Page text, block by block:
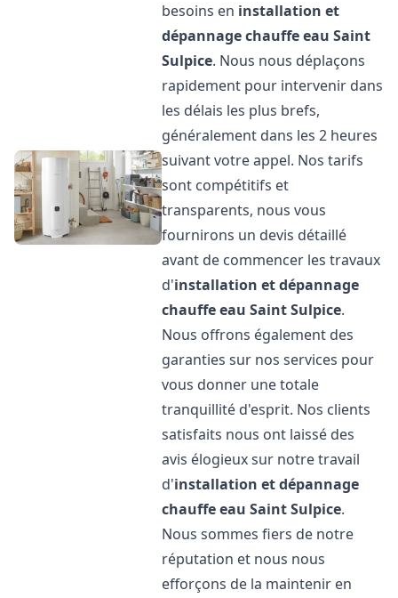
besoins en installation et
dépannage chauffe eau Saint
Sulpice. Nous nous déplaçons
rapidement pour intervenir dans
les délais les plus brefs,
généralement dans les 2 heures
suivant votre appel. Nos tarifs
sont compétitifs et
transparents, nous vous
fournirons un devis détaillé
avant de commencer les travaux
d'installation et dépannage
chauffe eau Saint Sulpice.
Nous offrons également des
garanties sur nos services pour
vous donner une totale
tranquillité d'esprit. Nos clients
satisfaits nous ont laissé des
avis élogieux sur notre travail
d'installation et dépannage
chauffe eau Saint Sulpice.
Nous sommes fiers de notre
réputation et nous nous
efforçons de la maintenir en